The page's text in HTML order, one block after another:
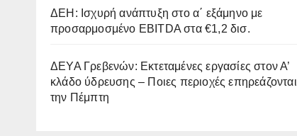
ΔΕΗ: Ισχυρή ανάπτυξη στο α΄ εξάμηνο με
προσαρμοσμένο EBITDA στα €1,2 δισ.
ΔΕΥΑ Γρεβενών: Εκτεταμένες εργασίες στον Α’
κλάδο ύδρευσης – Ποιες περιοχές επηρεάζονται
την Πέμπτη